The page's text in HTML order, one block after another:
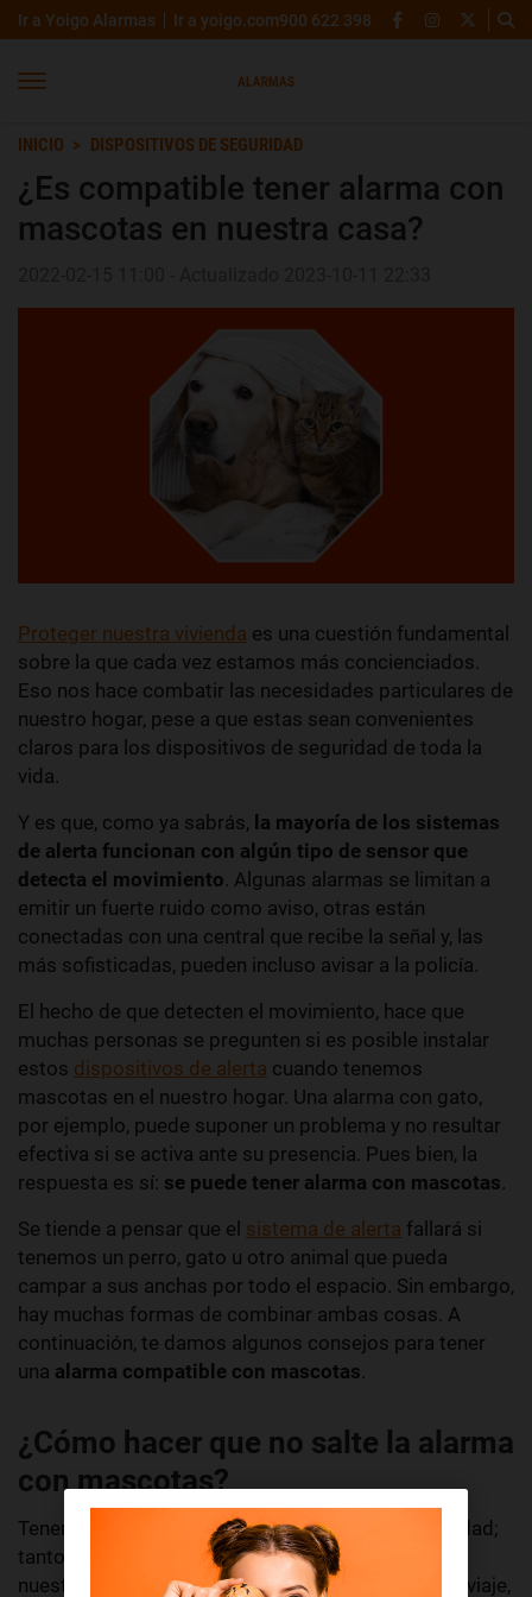
Ir a Yoigo Alarmas Ir a yoigo.com900 622 398
INICIO DISPOSITIVOS DE SEGURIDAD
¿Es compatible tener alarma con
mascotas en nuestra casa?
Proteger nuestra vivienda es una cuestión fundamental
sobre la que cada vez estamos más concienciados.
Eso nos hace combatir las necesidades particulares de
nuestro hogar, pese a que estas sean convenientes
claros para los dispositivos de seguridad de toda la
vida.
Y es que, como ya sabrás, la mayoría de los sistemas
de alerta funcionan con algún tipo de sensor que
detecta el movimiento. Algunas alarmas se limitan a
emitir un fuerte ruido como aviso, otras están
conectadas con una central que recibe la señal y, las
más sofisticadas, pueden incluso avisar a la policía.
El hecho de que detecten el movimiento, hace que
muchas personas se pregunten si es posible instalar
estos dispositivos de alerta cuando tenemos
mascotas en el nuestro hogar. Una alarma con gato,
por ejemplo, puede suponer un problema y no resultar
efectiva si se activa ante su presencia. Pues bien, la
respuesta es sí: se puede tener alarma con mascotas.
Se tiende a pensar que el sistema de alerta fallará si
tenemos un perro, gato u otro animal que pueda
campar a sus anchas por todo el espacio. Sin embargo,
hay muchas formas de combinar ambas cosas. A
continuación, te damos algunos consejos para tener
una alarma compatible con mascotas.
¿Cómo hacer que no salte la alarma
con mascotas?
Tener mascotas en casa es una gran responsabilidad;
tanto por temas de cuidado como por ajustes con
nuestra vida personal. Qué pasa si te quieres ir de viaje,